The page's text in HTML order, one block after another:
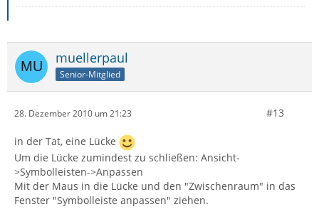
muellerpaul
Senior-Mitglied
28. Dezember 2010 um 21:23 #13
in der Tat, eine Lücke
Um die Lücke zumindest zu schließen: Ansicht-
>Symbolleisten->Anpassen
Mit der Maus in die Lücke und den "Zwischenraum" in das
Fenster "Symbolleiste anpassen" ziehen.